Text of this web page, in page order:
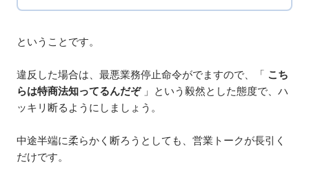
ということです。
違反した場合は、最悪業務停止命令がでますので、「 こち
らは特商法知ってるんだぞ」という毅然とした態度で、ハ
ッキリ断るようにしましょう。
中途半端に柔らかく断ろうとしても、営業トークが長引く
だけです。